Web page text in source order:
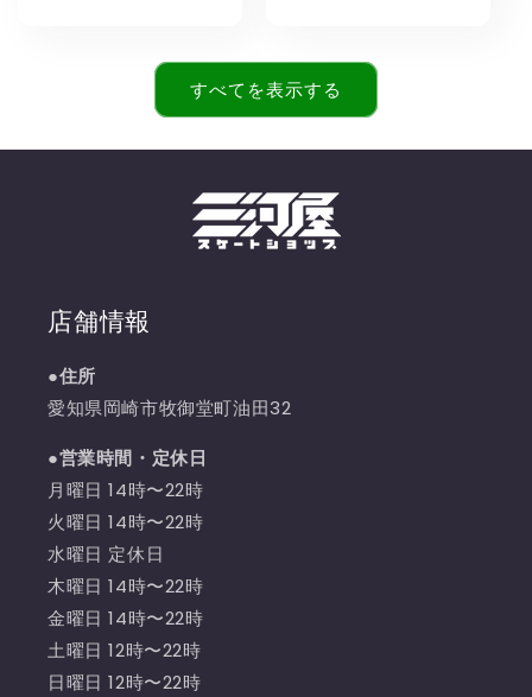
格
すべてを表示する
店舗情報
●住所
愛知県岡崎市牧御堂町油田32
●営業時間・定休日
月曜日 14時〜22時
火曜日 14時〜22時
水曜日 定休日
木曜日 14時〜22時
金曜日 14時〜22時
土曜日 12時〜22時
日曜日 12時〜22時